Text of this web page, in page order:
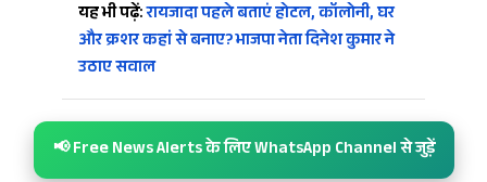
यह भी पढ़ें:रायजादा पहले बताएं होटल, कॉलोनी, घर
और क्रशर कहां से बनाए? भाजपा नेता दिनेश कुमार ने
उठाए सवाल
📢 Free News Alerts के लिए WhatsApp Channel से जुड़ें